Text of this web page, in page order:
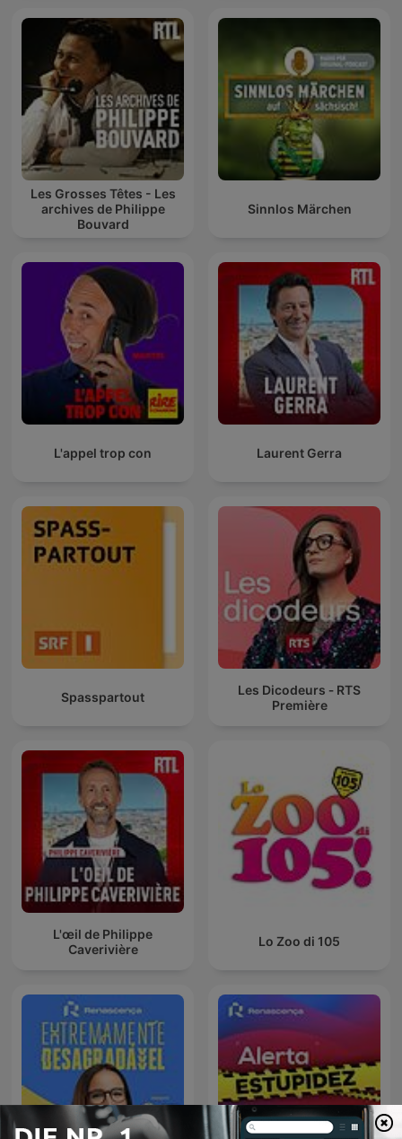
Les Grosses Têtes - Les
archives de Philippe
Bouvard
Sinnlos Märchen
L'appel trop con Laurent Gerra
Spasspartout
Les Dicodeurs ‐ RTS
Première
L'œil de Philippe
Caverivière
Lo Zoo di 105